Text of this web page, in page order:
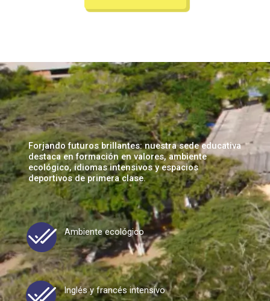
Forjando futuros brillantes: nuestra sede educativa
destaca en formación en valores, ambiente
ecológico, idiomas intensivos y espacios
deportivos de primera clase.
Ambiente ecológico
Inglés y francés intensivo